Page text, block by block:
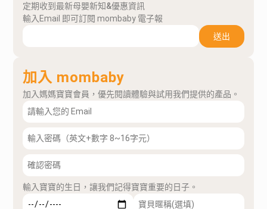
定期收到最新母嬰新知&優惠資訊
輸入Email 即可訂閱 mombaby 電子報
送出
加入 mombaby
加入媽媽寶寶會員，優先閱讀體驗與試用我們提供的產品。
輸入寶寶的生日，讓我們記得寶寶重要的日子。